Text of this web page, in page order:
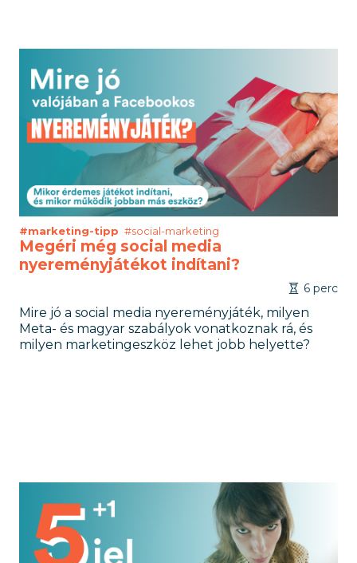
#marketing-tipp #social-marketing
Megéri még social media
nyereményjátékot indítani?
6 perc
Mire jó a social media nyereményjáték, milyen
Meta- és magyar szabályok vonatkoznak rá, és
milyen marketingeszköz lehet jobb helyette?